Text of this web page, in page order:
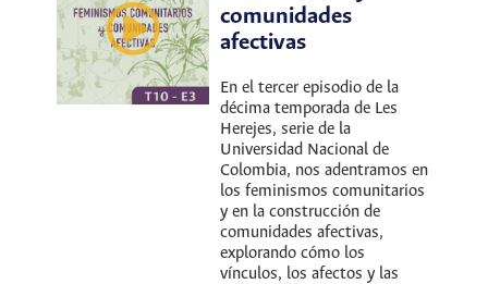
comunidades
afectivas
En el tercer episodio de la
décima temporada de Les
Herejes, serie de la
Universidad Nacional de
Colombia, nos adentramos en
los feminismos comunitarios
y en la construcción de
comunidades afectivas,
explorando cómo los
vínculos, los afectos y las